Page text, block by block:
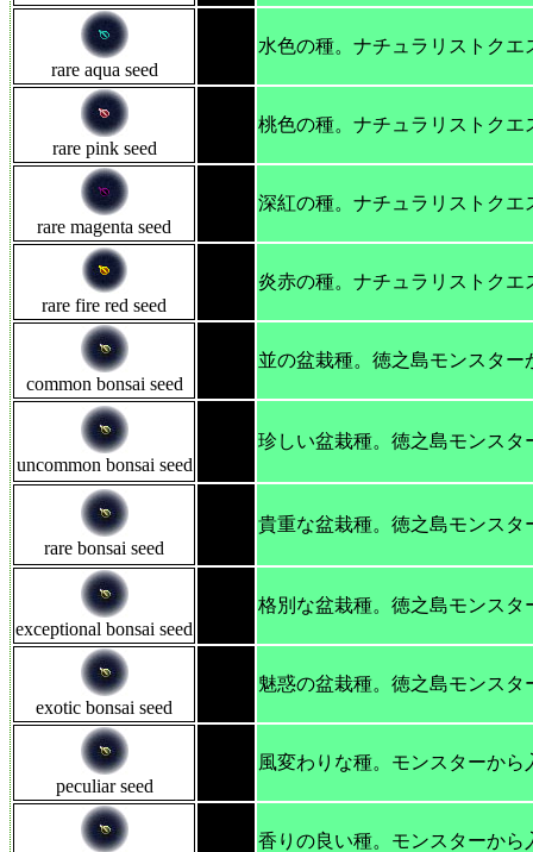
rare aqua seed
水色の種。ナチュラリストク
rare pink seed
桃色の種。ナチュラリストク
rare magenta seed
深紅の種。ナチュラリストク
rare fire red seed
炎赤の種。ナチュラリストク
common bonsai seed
並の盆栽種。徳之島モンスタ
uncommon bonsai seed
珍しい盆栽種。徳之島モンス
rare bonsai seed
貴重な盆栽種。徳之島モンス
exceptional bonsai seed
格別な盆栽種。徳之島モンス
exotic bonsai seed
魅惑の盆栽種。徳之島モンス
peculiar seed
風変わりな種。モンスターか
香りの良い種。モンスターか